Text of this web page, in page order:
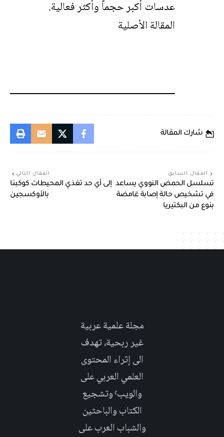
عدسات أكبر حجماً وأكثر فعالية.
المقالة الأصلية
شارك المقالة
المقال السابق
تسلسل الحمض النووي يساعد
في تشخيص حالة إصابة غامضة
بنوع من البكتيريا
المقال التالي
إلى أي حد تغذي المحيطات كوكبنا
بالأوكسجين
مجلة علمية عربية
غير ربحية، تهدف
الى إثراء المحتوى
العلمي العربي على
والويب٬ وتشجيع
الكتاب والباحثين
والشباب العرب على